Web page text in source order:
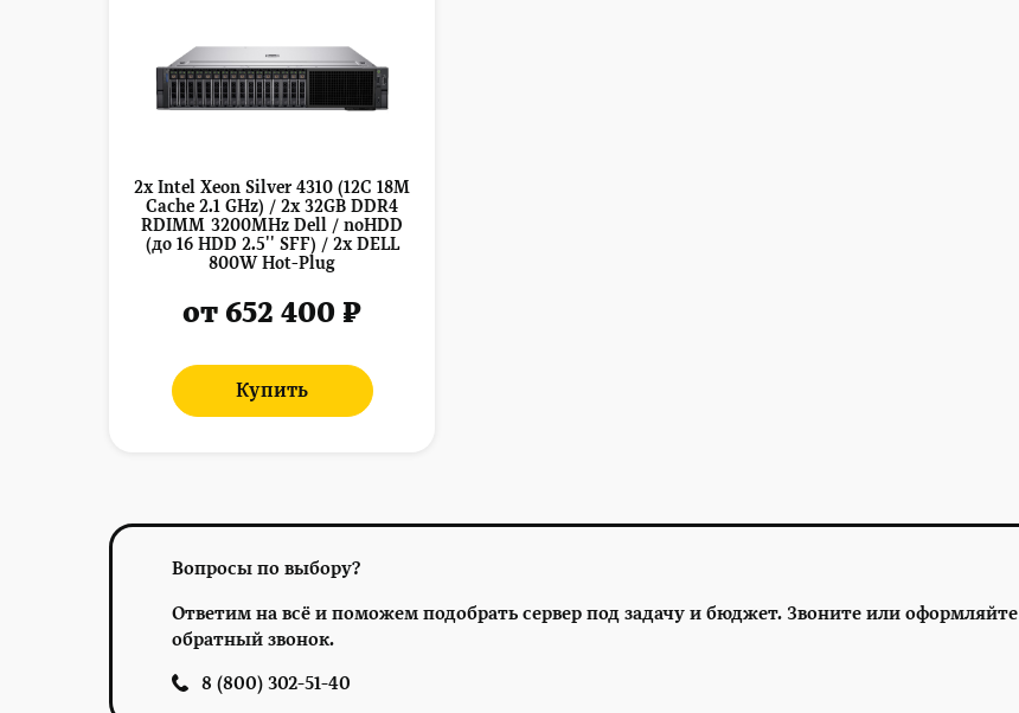
2x Intel Xeon Silver 4310 (12C 18M
Cache 2.1 GHz) / 2x 32GB DDR4
RDIMM 3200MHz Dell / noHDD
(до 16 HDD 2.5'' SFF) / 2x DELL
800W Hot-Plug
от 652 400 ₽
Купить
Вопросы по выбору?
Ответим на всё и поможем подобрать сервер под задачу и бюджет. Звоните или оформляйте
обратный звонок.
8 (800) 302-51-40